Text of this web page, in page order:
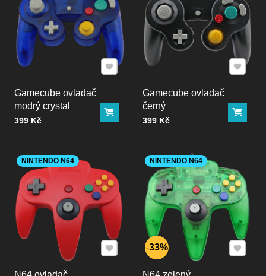
Gamecube ovladač
modrý crystal
Cena bez DPH
399 Kč Do košíku
Přidat k Oblíbeným
Gamecube ovladač
černý
Cena bez DPH
399 Kč Do
Přidat k
NINTENDO N64
Přidat k Oblíbeným
NINTENDO N64
33% Přidat k